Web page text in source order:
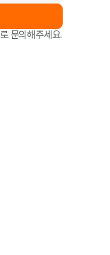
로 문의해주세요.